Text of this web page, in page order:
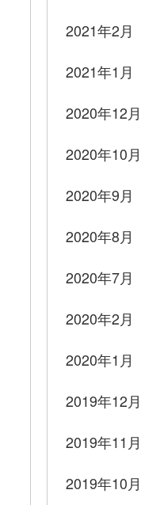
2021年2月
2021年1月
2020年12月
2020年10月
2020年9月
2020年8月
2020年7月
2020年2月
2020年1月
2019年12月
2019年11月
2019年10月